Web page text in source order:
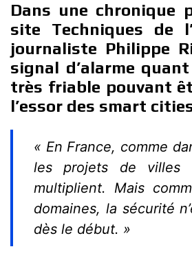
Dans une chronique
site Techniques de
journaliste Philippe
signal d’alarme
très friable pouvant
l’essor des smart
« En France, comme
les projets de villes
multiplient. Mais
domaines, la sécurité
dès le début. »